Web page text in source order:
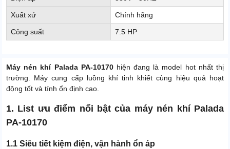
Xuất xứ Chính hãng
Công suất 7.5 HP
Máy nén khí Palada PA-10170hiện đang là model hot nhất thị
trường. Máy cung cấp luồng khí tinh khiết cùng hiệu quả hoạt
động tốt và tính ổn định cao.
1. List ưu điểm nổi bật của máy nén khí Palada
PA-10170
1.1 Siêu tiết kiệm điện, vận hành ổn áp